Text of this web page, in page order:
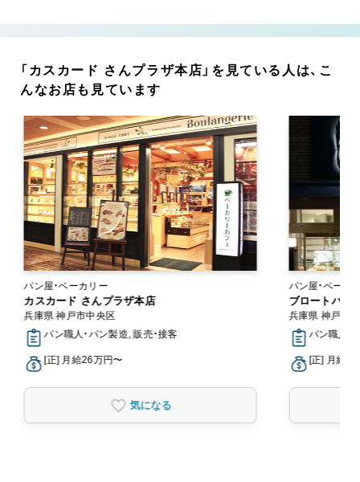
「カスカード さんプラザ本店」を見ている人は、こ
んなお店も見ています
パン屋・ベーカリー
カスカード さんプラザ本店
兵庫県 神戸市中央区
パン職人・パン製造, 販売・接客
[正] 月給26万円〜
気になる
ブロートバー
兵庫県 神戸市
パン職人・
[正] 月給